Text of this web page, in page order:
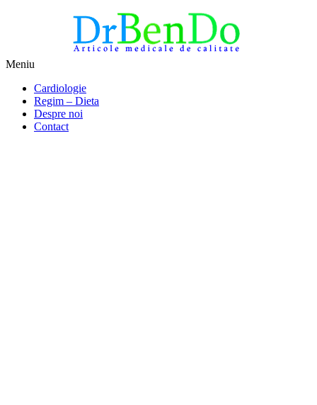
DrBendo.ro
Alimentatia sa iti fie medicatia
Meniu
conținut
Cardiologie
Regim – Dieta
Despre noi
Contact